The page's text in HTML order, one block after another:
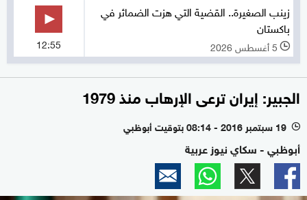
زينب الصغيرة.. القضية التي هزت الضمائر في
باكستان
l 5 أغسطس 2026 12:55
الجبير: إيران ترعى الإرهاب منذ 1979
l 19 سبتمبر 2016 - 08:14 بتوقيت أبوظبي
أبوظبي - سكاي نيوز عربية